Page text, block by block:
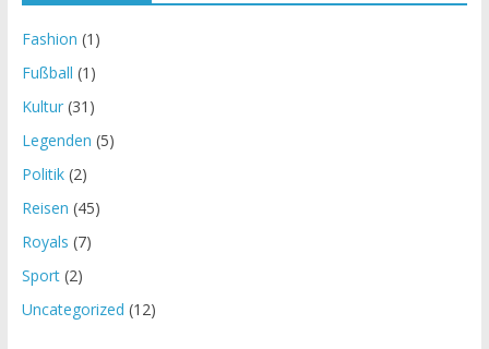
Fashion (1)
Fußball (1)
Kultur(31)
Legenden (5)
Politik(2)
Reisen (45)
Royals (7)
Sport(2)
Uncategorized (12)